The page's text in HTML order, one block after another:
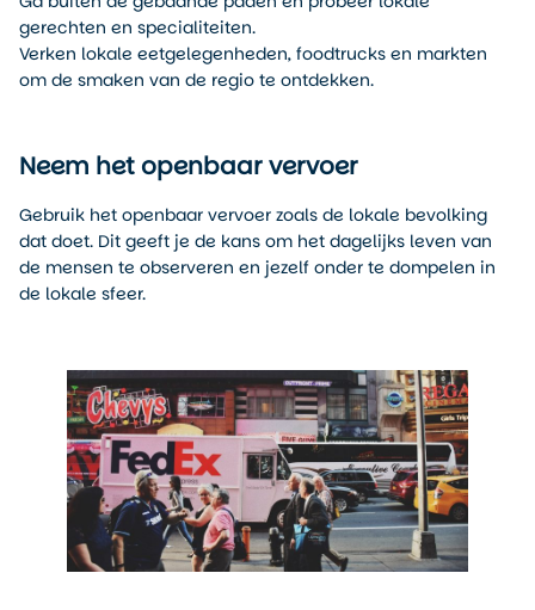
gerechten en specialiteiten.
Verken lokale eetgelegenheden, foodtrucks en markten
om de smaken van de regio te ontdekken.
Neem het openbaar vervoer
Gebruik het openbaar vervoer zoals de lokale bevolking
dat doet. Dit geeft je de kans om het dagelijks leven van
de mensen te observeren en jezelf onder te dompelen in
de lokale sfeer.